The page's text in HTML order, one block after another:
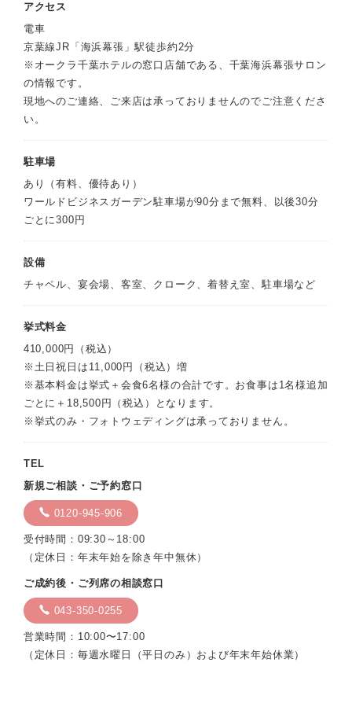
アクセス
電車
京葉線JR「海浜幕張」駅徒歩約2分
※オークラ千葉ホテルの窓口店舗である、千葉海浜幕張サロン
の情報です。
現地へのご連絡、ご来店は承っておりませんのでご注意くださ
い。
駐車場
あり（有料、優待あり）
ワールドビジネスガーデン駐車場が90分まで無料、以後30分
ごとに300円
設備
チャペル、宴会場、客室、クローク、着替え室、駐車場など
挙式料金
410,000円（税込）
※土日祝日は11,000円（税込）増
※基本料金は挙式＋会食6名様の合計です。お食事は1名様追加
ごとに＋18,500円（税込）となります。
※挙式のみ・フォトウェディングは承っておりません。
TEL
新規ご相談・ご予約窓口
0120-945-906
受付時間：09:30～18:00
（定休日：年末年始を除き年中無休）
ご成約後・ご列席の相談窓口
043-350-0255
営業時間：10:00〜17:00
（定休日：毎週水曜日（平日のみ）および年末年始休業）